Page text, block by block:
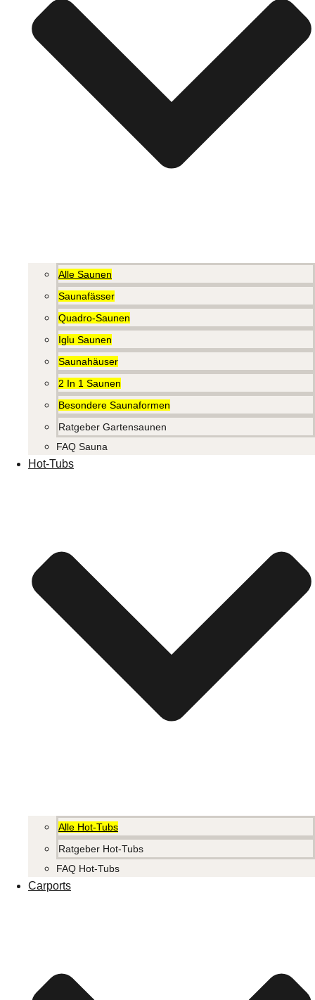
Alle Saunen
Saunafässer
Quadro-Saunen
Iglu Saunen
Saunahäuser
2 In 1 Saunen
Besondere Saunaformen
Ratgeber Gartensaunen
FAQ Sauna
Hot-Tubs
Alle Hot-Tubs
Ratgeber Hot-Tubs
FAQ Hot-Tubs
Carports